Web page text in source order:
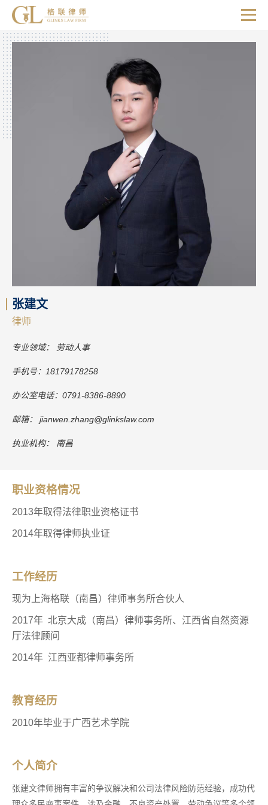
张建文
律师
专业领域： 劳动人事
手机号： 18179178258
办公室电话： 0791-8386-8890
邮箱： jianwen.zhang@glinkslaw.com
执业机构： 南昌
职业资格情况
2013年取得法律职业资格证书
2014年取得律师执业证
工作经历
现为上海格联（南昌）律师事务所合伙人
2017年 北京大成（南昌）律师事务所、江西省自然资源
厅法律顾问
2014年 江西亚都律师事务所
教育经历
2010年毕业于广西艺术学院
个人简介
张建文律师拥有丰富的争议解决和公司法律风险防范经验，成功代